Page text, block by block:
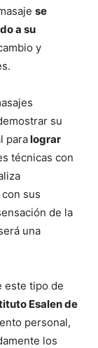
se
a su
y
su
paralograr
técnicas con
sus
de la
una
este tipo de
Esalen de
personal,
los